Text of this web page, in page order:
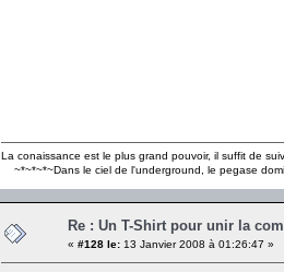
La conaissance est le plus grand pouvoir, il suffit de
~*~*~*~Dans le ciel de l'underground, le pegase
Re : Un T-Shirt pour unir la
« #128 le: 13 Janvier 2008 à 01:26:47 »